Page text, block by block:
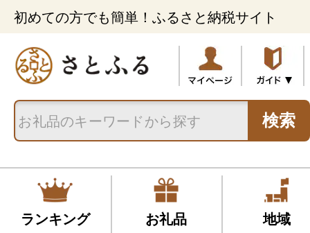
初めての方でも簡単！ふるさと納税サイト
検索
ランキング お礼品 地域